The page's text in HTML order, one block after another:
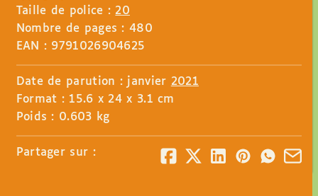
Taille de police : 20
Nombre de pages : 480
EAN : 9791026904625
Date de parution : janvier 2021
Format : 15.6 x 24 x 3.1 cm
Poids : 0.603 kg
Partager sur :